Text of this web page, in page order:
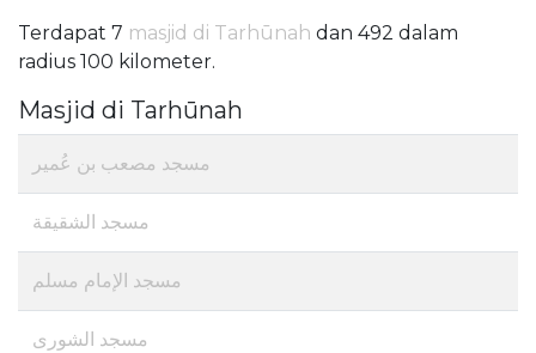
Terdapat 7 masjid di Tarhūnah dan 492 dalam
radius 100 kilometer.
Masjid di Tarhūnah
مسجد مصعب بن عُمير
مسجد الشقيقة
مسجد الإمام مسلم
مسجد الشورى